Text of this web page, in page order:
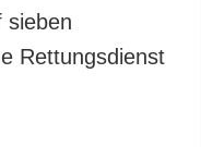
sieben
Rettungsdienst